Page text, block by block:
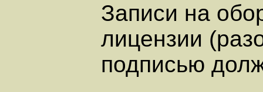
Записи на
лицензии
подписью